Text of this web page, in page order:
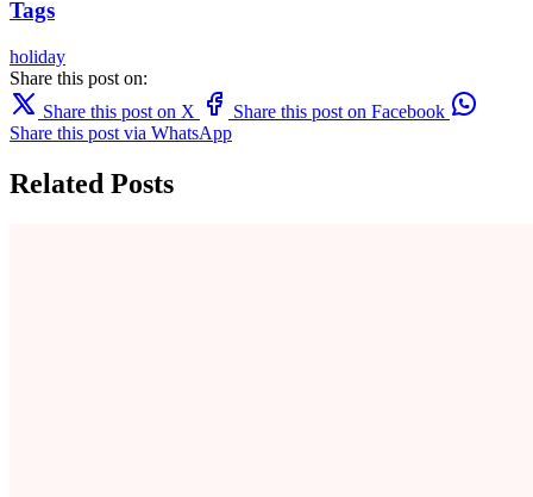
Tags
holiday
Share this post on:
Share this post on X
Share this post on Facebook
Share this post via WhatsApp
Related Posts